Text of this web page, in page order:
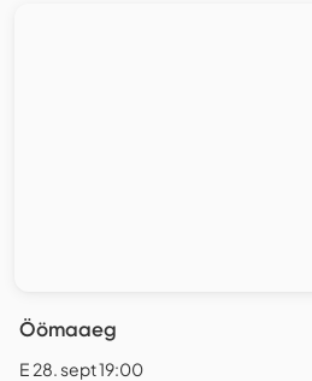
Öömaaeg
E 28. sept 19:00